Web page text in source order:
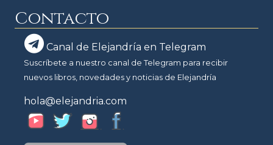
Contacto
Canal de Elejandría en Telegram
Suscríbete a nuestro canal de Telegram para recibir
nuevos libros, novedades y noticias de Elejandría
hola@elejandria.com